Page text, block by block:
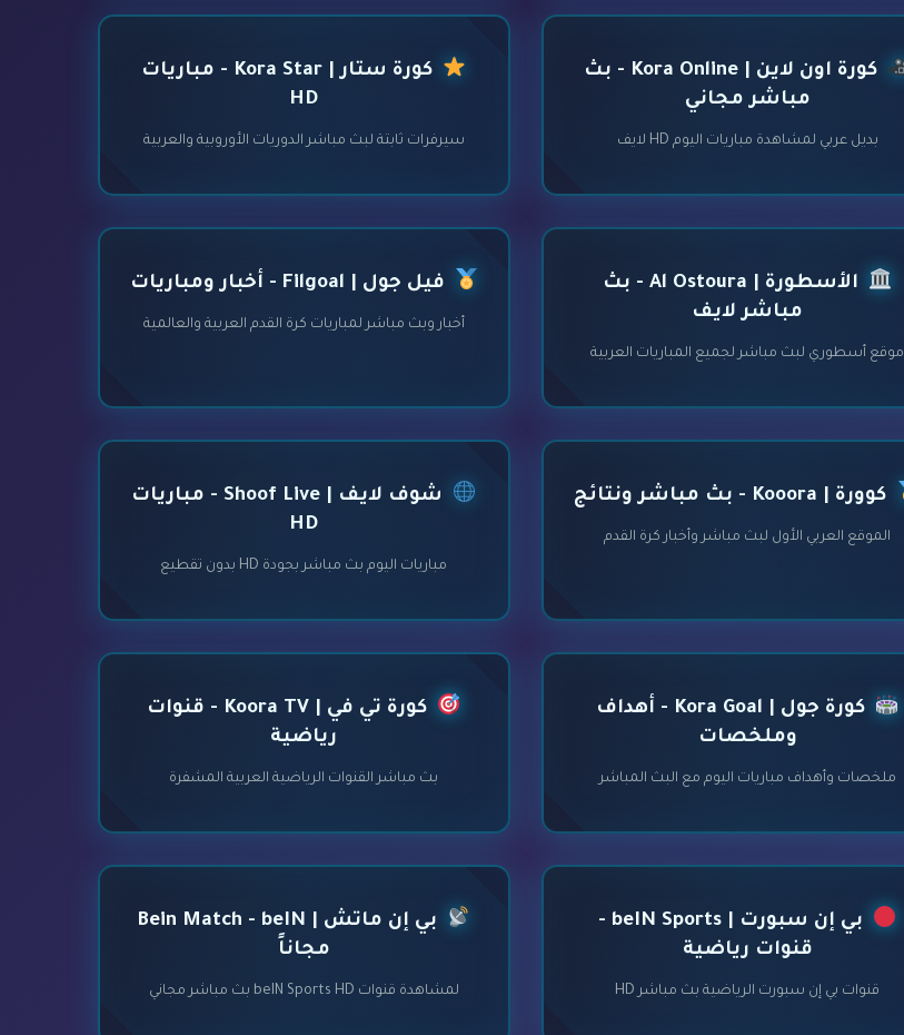
كورة اون لاين | Kora Online - بث
مباشر مجاني
بديل عربي لمشاهدة مباريات اليوم HD لايف
كورة ستار | Kora Star - مباريات
HD
سيرفرات ثابتة لبث مباشر الدوريات الأوروبية والعربية
الأسطورة | Al Ostoura - بث
مباشر لايف
موقع أسطوري لبث مباشر لجميع المباريات العربية
فيل جول | Filgoal - أخبار ومباريات
أخبار وبث مباشر لمباريات كرة القدم العربية والعالمية
كوورة | Kooora - بث مباشر ونتائج
الموقع العربي الأول لبث مباشر وأخبار كرة القدم
شوف لايف | Shoof Live - مباريات
HD
مباريات اليوم بث مباشر بجودة HD بدون تقطيع
كورة جول | Kora Goal - أهداف
وملخصات
ملخصات وأهداف مباريات اليوم مع البث المباشر
كورة تي في | Koora TV - قنوات
رياضية
بث مباشر القنوات الرياضية العربية المشفرة
بي إن سبورت | beIN Sports -
قنوات رياضية
قنوات بي إن سبورت الرياضية بث مباشر HD
بي إن ماتش | Bein Match - beIN
مجاناً
لمشاهدة قنوات beIN Sports HD بث مباشر مجاني